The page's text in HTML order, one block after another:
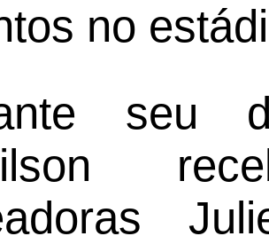
no
seu